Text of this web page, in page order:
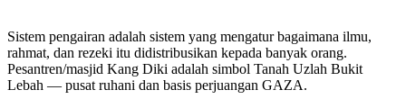
Sistem pengairan adalah sistem yang mengatur bagaimana ilmu,
rahmat, dan rezeki itu didistribusikan kepada banyak orang.
Pesantren/masjid Kang Diki adalah simbol Tanah Uzlah Bukit
Lebah — pusat ruhani dan basis perjuangan GAZA.